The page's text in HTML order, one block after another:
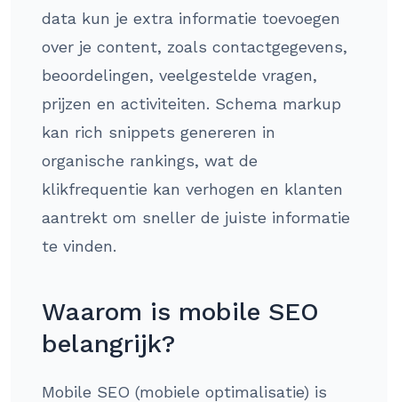
data kun je extra informatie toevoegen
over je content, zoals contactgegevens,
beoordelingen, veelgestelde vragen,
prijzen en activiteiten. Schema markup
kan rich snippets genereren in
organische rankings, wat de
klikfrequentie kan verhogen en klanten
aantrekt om sneller de juiste informatie
te vinden.
Waarom is mobile SEO
belangrijk?
Mobile SEO (mobiele optimalisatie) is